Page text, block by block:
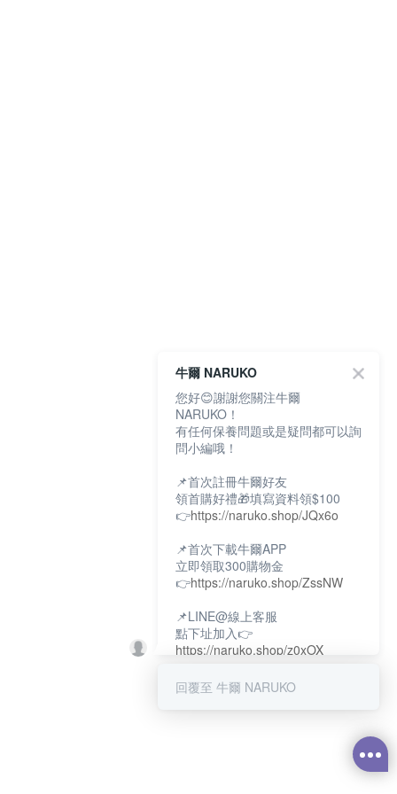
牛爾 NARUKO
您好😊謝謝您關注牛爾
NARUKO！
有任何保養問題或是疑問都可以詢
問小編哦！
📌首次註冊牛爾好友
領首購好禮🎁填寫資料領$100
👉https://naruko.shop/JQx6o
📌首次下載牛爾APP
立即領取300購物金
👉https://naruko.shop/ZssNW
📌LINE@線上客服
點下址加入👉
https://naruko.shop/z0xOX
📌電話客服：02-26581707
回覆至 牛爾 NARUKO